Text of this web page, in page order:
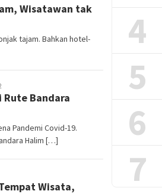
Wisatawan tak
tajam. Bahkan hotel-
Bandara
Pandemi Covid-19.
Halim […]
Wisata,
4
5
6
7